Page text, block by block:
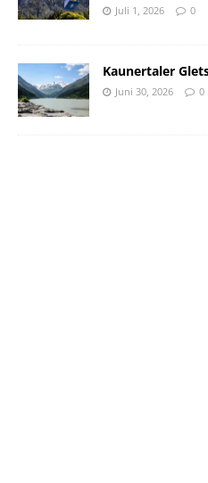
Juli 1, 2026 0
Kaunertaler
Juni 30, 2026 0